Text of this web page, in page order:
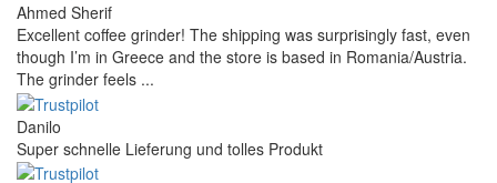
Ahmed Sherif
Excellent coffee grinder! The shipping was surprisingly fast, even
though I’m in Greece and the store is based in Romania/Austria.
The grinder feels ...
Danilo
Super schnelle Lieferung und tolles Produkt